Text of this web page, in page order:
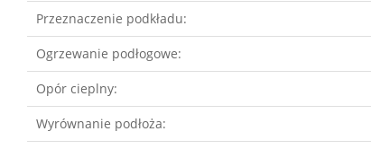
Przeznaczenie podkładu:
Ogrzewanie podłogowe:
Opór cieplny:
Wyrównanie podłoża: